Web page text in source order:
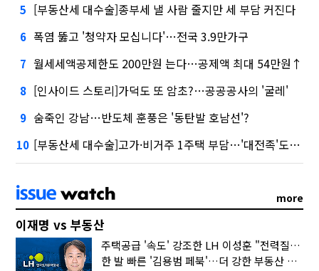
5 [부동산세 대수술]종부세 낼 사람 줄지만 세 부담 커진다
6 폭염 뚫고 '청약자 모십니다'…전국 3.9만가구
7 월세세액공제한도 200만원 는다…공제액 최대 54만원↑
8 [인사이드 스토리]가덕도 또 암초?…공공공사의 '굴레'
9 숨죽인 강남…반도체 훈풍은 '동탄발 호남선'?
10 [부동산세 대수술]고가·비거주 1주택 부담…'대전족'도 불똥
more
이재명 vs 부동산
주택공급 '속도' 강조한 LH 이성훈 "전력질주해야"
한 발 빠른 '김용범 페북'…더 강한 부동산 규제 나오나